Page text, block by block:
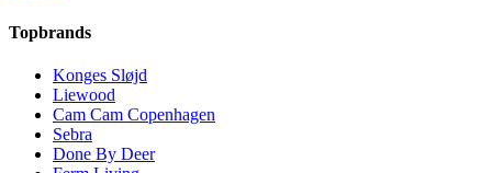
Topbrands
Konges Sløjd
Liewood
Cam Cam Copenhagen
Sebra
Done By Deer